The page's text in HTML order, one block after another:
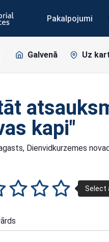
Pakalpojumi
Galvenā Uz
kapi"
Dienvidkurzemes